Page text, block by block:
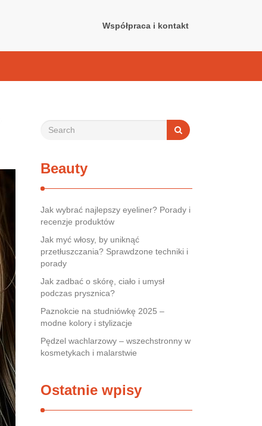
Współpraca i kontakt
Beauty
Jak wybrać najlepszy eyeliner? Porady i
recenzje produktów
Jak myć włosy, by uniknąć
przetłuszczania? Sprawdzone techniki i
porady
Jak zadbać o skórę, ciało i umysł
podczas prysznica?
Paznokcie na studniówkę 2025 –
modne kolory i stylizacje
Pędzel wachlarzowy – wszechstronny w
kosmetykach i malarstwie
Ostatnie wpisy